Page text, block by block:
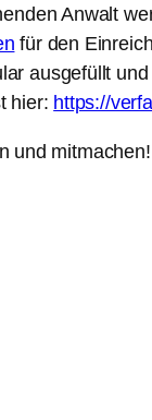
Anwalt
für den
ausgefüllt
hier: https://
und mitmachen!